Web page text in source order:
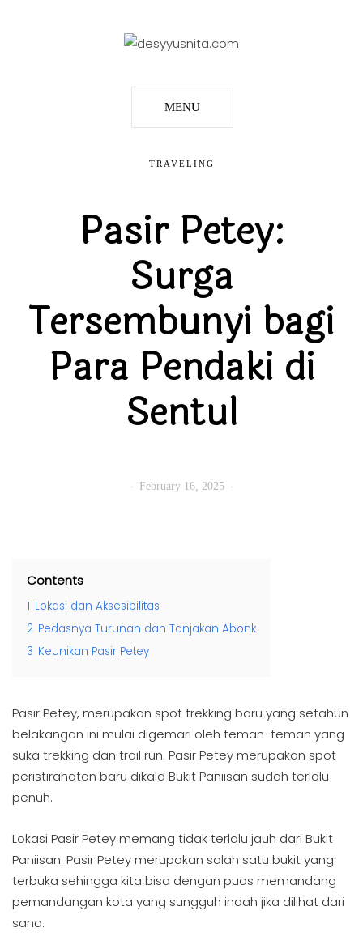
MENU
TRAVELING
Pasir Petey:
Surga
Tersembunyi bagi
Para Pendaki di
Sentul
February 16, 2025
Contents
1 Lokasi dan Aksesibilitas
2 Pedasnya Turunan dan Tanjakan Abonk
3 Keunikan Pasir Petey
Pasir Petey, merupakan spot trekking baru yang setahun
belakangan ini mulai digemari oleh teman-teman yang
suka trekking dan trail run. Pasir Petey merupakan spot
peristirahatan baru dikala Bukit Paniisan sudah terlalu
penuh.
Lokasi Pasir Petey memang tidak terlalu jauh dari Bukit
Paniisan. Pasir Petey merupakan salah satu bukit yang
terbuka sehingga kita bisa dengan puas memandang
pemandangan kota yang sungguh indah jika dilihat dari
sana.